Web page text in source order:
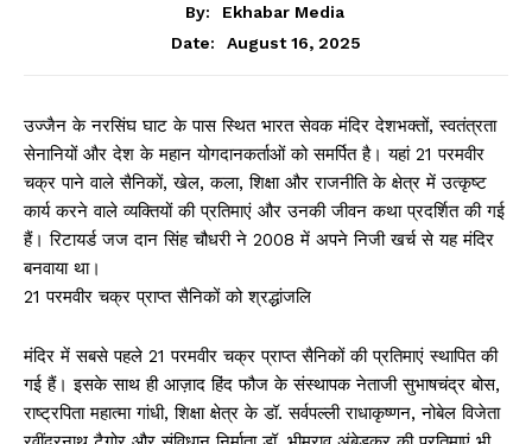
By:
Ekhabar Media
Date:
August 16, 2025
उज्जैन के नरसिंघ घाट के पास स्थित भारत सेवक मंदिर देशभक्तों, स्वतंत्रता
सेनानियों और देश के महान योगदानकर्ताओं को समर्पित है। यहां 21 परमवीर
चक्र पाने वाले सैनिकों, खेल, कला, शिक्षा और राजनीति के क्षेत्र में उत्कृष्ट
कार्य करने वाले व्यक्तियों की प्रतिमाएं और उनकी जीवन कथा प्रदर्शित की गई
हैं। रिटायर्ड जज दान सिंह चौधरी ने 2008 में अपने निजी खर्च से यह मंदिर
बनवाया था।
21 परमवीर चक्र प्राप्त सैनिकों को श्रद्धांजलि
मंदिर में सबसे पहले 21 परमवीर चक्र प्राप्त सैनिकों की प्रतिमाएं स्थापित की
गई हैं। इसके साथ ही आज़ाद हिंद फौज के संस्थापक नेताजी सुभाषचंद्र बोस,
राष्ट्रपिता महात्मा गांधी, शिक्षा क्षेत्र के डॉ. सर्वपल्ली राधाकृष्णन, नोबेल विजेता